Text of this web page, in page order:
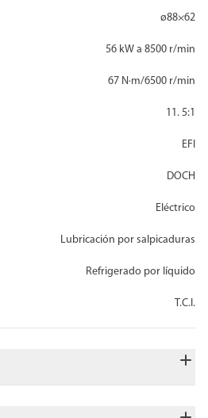
ø88×62
56 kW a 8500 r/min
67 N·m/6500 r/min
11. 5:1
EFI
DOCH
Eléctrico
Lubricación por salpicaduras
Refrigerado por líquido
T.C.I.